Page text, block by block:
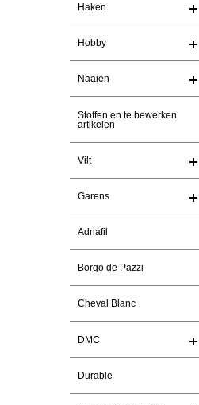
Haken
Hobby
Naaien
Stoffen en te bewerken
artikelen
Vilt
Garens
Adriafil
Borgo de Pazzi
Cheval Blanc
DMC
Durable